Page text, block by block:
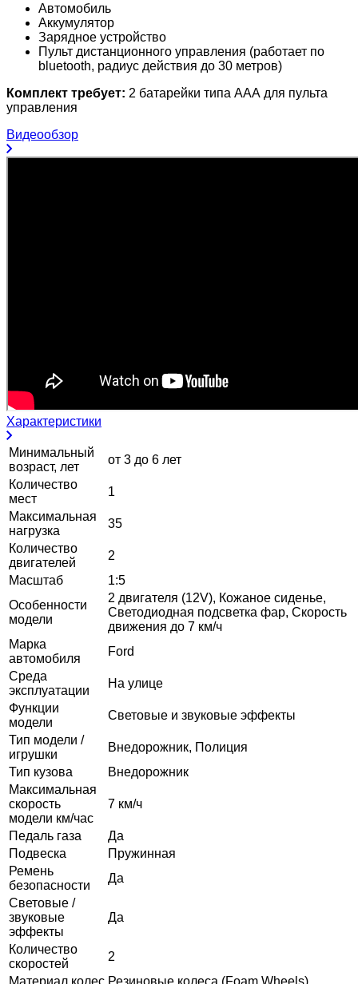
Автомобиль
Аккумулятор
Зарядное устройство
Пульт дистанционного управления (работает по
bluetooth, радиус действия до 30 метров)
Комплект требует: 2 батарейки типа ААА для пульта
управления
Видеообзор
Характеристики
Минимальный
возраст, лет
от 3 до 6 лет
Количество
мест
1
Максимальная
нагрузка
35
Количество
двигателей
2
Масштаб
1:5
Особенности
модели
2 двигателя (12V), Кожаное сиденье,
Светодиодная подсветка фар, Скорость
движения до 7 км/ч
Марка
автомобиля
Ford
Среда
эксплуатации
На улице
Функции
модели
Световые и звуковые эффекты
Тип модели /
игрушки
Внедорожник, Полиция
Тип кузова
Внедорожник
Максимальная
скорость
модели км/час
7 км/ч
Педаль газа
Да
Подвеска
Пружинная
Ремень
безопасности
Да
Световые /
звуковые
эффекты
Да
Количество
скоростей
2
Материал колес Резиновые колеса (Foam Wheels)